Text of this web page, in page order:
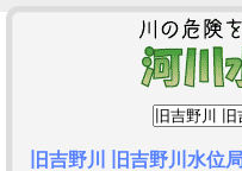
旧吉野川 旧吉野川水位